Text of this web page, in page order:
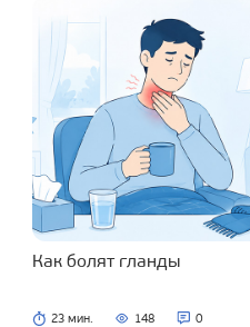
Как болят гланды
23 мин. 148 0